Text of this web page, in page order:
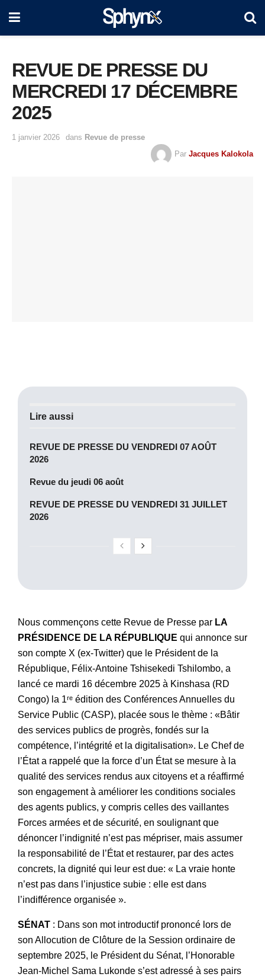
REVUE DE PRESSE DU
MERCREDI 17 DÉCEMBRE
2025
1 janvier 2026 dans Revue de presse
Par Jacques Kalokola
Lire aussi
REVUE DE PRESSE DU VENDREDI 07 AOÛT
2026
Revue du jeudi 06 août
REVUE DE PRESSE DU VENDREDI 31 JUILLET
2026
Nous commençons cette Revue de Presse par LA
PRÉSIDENCE DE LA RÉPUBLIQUE qui annonce sur
son compte X (ex-Twitter) que le Président de la
République, Félix-Antoine Tshisekedi Tshilombo, a
lancé ce mardi 16 décembre 2025 à Kinshasa (RD
Congo) la 1ʳᵉ édition des Conférences Annuelles du
Service Public (CASP), placée sous le thème : «Bâtir
des services publics de progrès, fondés sur la
compétence, l’intégrité et la digitalisation». Le Chef de
l’État a rappelé que la force d’un État se mesure à la
qualité des services rendus aux citoyens et a réaffirmé
son engagement à améliorer les conditions sociales
des agents publics, y compris celles des vaillantes
Forces armées et de sécurité, en soulignant que
dénoncer l’indignité n’est pas mépriser, mais assumer
la responsabilité de l’État et restaurer, par des actes
concrets, la dignité qui leur est due: « La vraie honte
n’est pas dans l’injustice subie : elle est dans
l’indifférence organisée ».
SÉNAT : Dans son mot introductif prononcé lors de
son Allocution de Clôture de la Session ordinaire de
septembre 2025, le Président du Sénat, l’Honorable
Jean-Michel Sama Lukonde s’est adressé à ses pairs